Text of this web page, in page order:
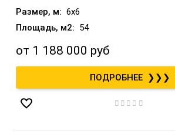
6x6
54
от 1 188 000 руб
❯❯❯